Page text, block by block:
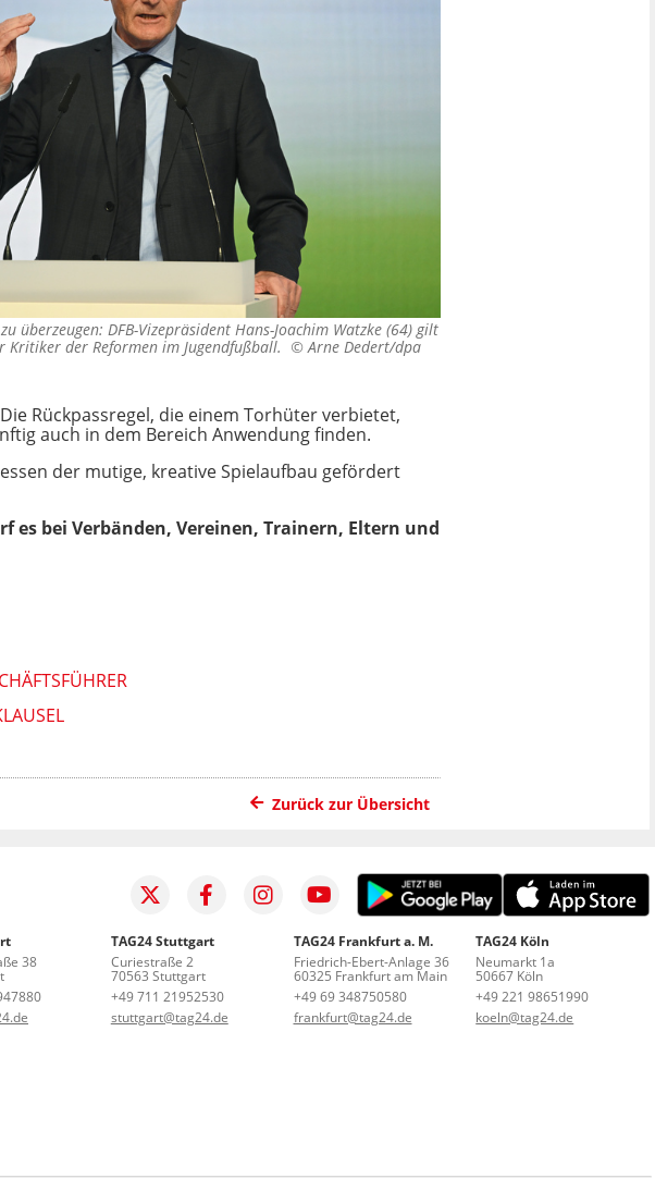
überzeugen: DFB-Vizepräsident Hans-Joachim Watzke (64) gilt
Kritiker der Reformen im Jugendfußball. ©Arne Dedert/dpa
Rückpassregel, die einem Torhüter verbietet,
auch in dem Bereich Anwendung finden.
der mutige, kreative Spielaufbau gefördert
es bei Verbänden, Vereinen, Trainern, Eltern und
Zurück zur Übersicht
38
TAG24 Stuttgart
Curiestraße 2
70563 Stuttgart
+49 711 21952530
stuttgart@tag24.de
TAG24 Frankfurt a. M.
Friedrich-Ebert-Anlage 36
60325 Frankfurt am Main
+49 69 348750580
frankfurt@tag24.de
TAG24 Köln
Neumarkt 1a
50667 Köln
+49 221 98651990
koeln@tag24.de